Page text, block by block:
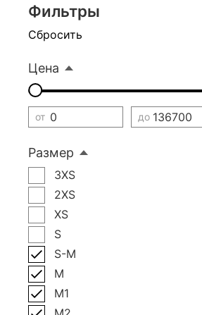
Фильтры
Сбросить
Цена
от до
Размер
3XS
2XS
XS
S
S-M
M
M1